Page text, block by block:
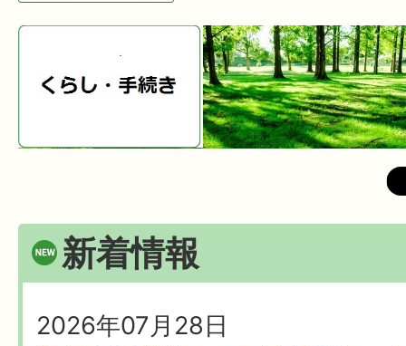
新着情報
2026年07月28日